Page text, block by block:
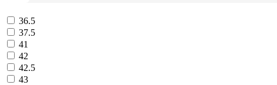
36.5
37.5
41
42
42.5
43